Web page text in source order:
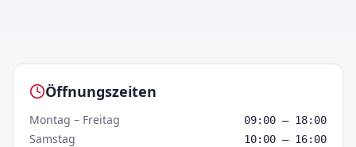
Crowntap –
Öffnungszeiten
Montag – Freitag 09:00 – 18:00
Samstag 10:00 – 16:00